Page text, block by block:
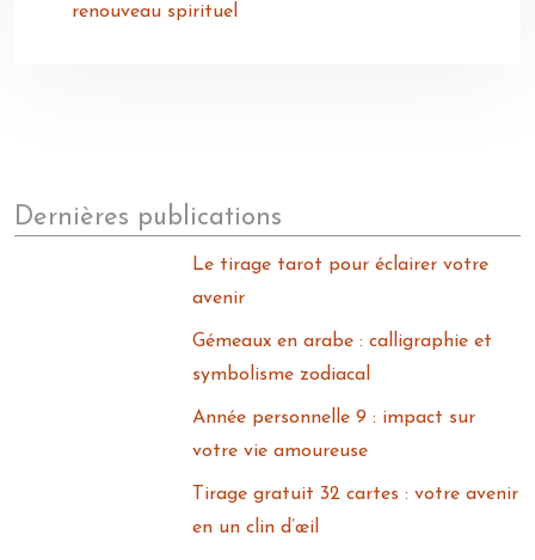
renouveau spirituel
Dernières publications
Le tirage tarot pour éclairer votre
avenir
Gémeaux en arabe : calligraphie et
symbolisme zodiacal
Année personnelle 9 : impact sur
votre vie amoureuse
Tirage gratuit 32 cartes : votre avenir
en un clin d’œil